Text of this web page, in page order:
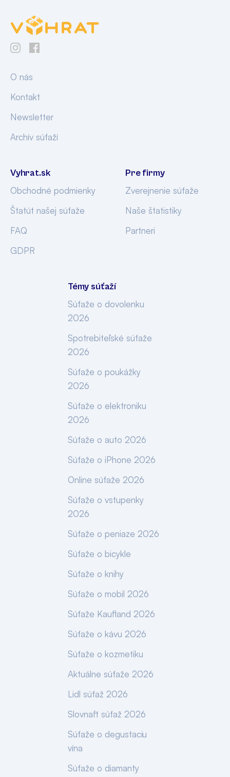
O nás
Kontakt
Newsletter
Archív súťaží
Vyhrat.sk
Obchodné podmienky
Štatút našej súťaže
FAQ
GDPR
Pre firmy
Zverejnenie súťaže
Naše štatistiky
Partneri
Témy súťaží
Súťaže o dovolenku
2026
Spotrebiteľské súťaže
2026
Súťaže o poukážky
2026
Súťaže o elektroniku
2026
Súťaže o auto 2026
Súťaže o iPhone 2026
Online súťaže 2026
Súťaže o vstupenky
2026
Súťaže o peniaze 2026
Súťaže o bicykle
Súťaže o knihy
Súťaže o mobil 2026
Súťaže Kaufland 2026
Súťaže o kávu 2026
Súťaže o kozmetiku
Aktuálne súťaže 2026
Lidl súťaž 2026
Slovnaft súťaž 2026
Súťaže o degustaciu
vína
Súťaže o diamanty